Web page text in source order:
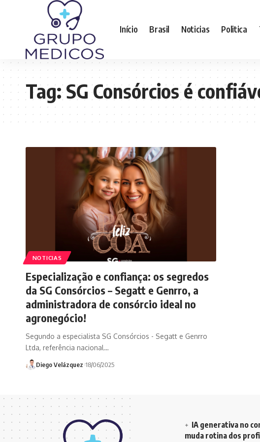
Início Brasil Noticias Politica
Tag:SG Consórcios é
NOTICIAS
Especialização e confiança: os segredos
da SG Consórcios – Segatt e Genrro, a
administradora de consórcio ideal no
agronegócio!
Segundo a especialista SG Consórcios - Segatt e Genrro
Ltda, referência nacional…
Diego Velázquez 18/06/2025
IA generativa no
muda rotina dos